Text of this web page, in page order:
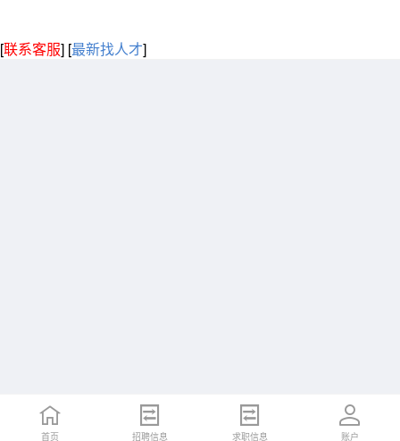
[联系客服] [最新找人才]
首页 招聘信息 求职信息 账户